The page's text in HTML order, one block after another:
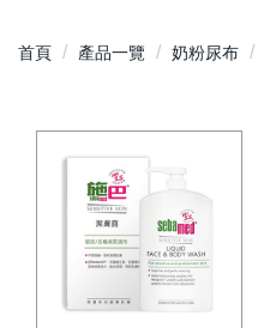
首頁 產品一覽 奶粉尿布